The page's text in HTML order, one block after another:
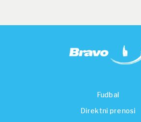
Fudbal
Direktni prenosi